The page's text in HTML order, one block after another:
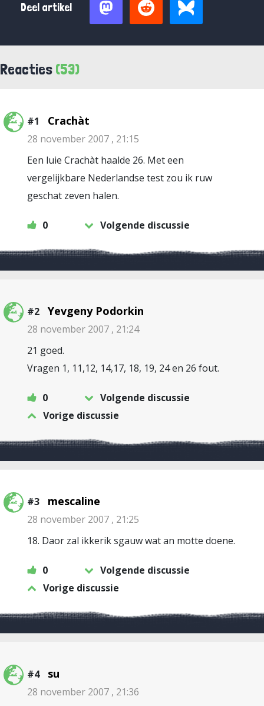
Deel artikel
Reacties (53)
#1 Crachàt
28 november 2007 , 21:15
Een luie Crachàt haalde 26. Met een
vergelijkbare Nederlandse test zou ik ruw
geschat zeven halen.
0 Volgende discussie
#2 Yevgeny Podorkin
28 november 2007 , 21:24
21 goed.
Vragen 1, 11,12, 14,17, 18, 19, 24 en 26 fout.
0
Volgende discussie
Vorige discussie
#3 mescaline
28 november 2007 , 21:25
18. Daor zal ikkerik sgauw wat an motte doene.
0
Volgende discussie
Vorige discussie
#4 su
28 november 2007 , 21:36